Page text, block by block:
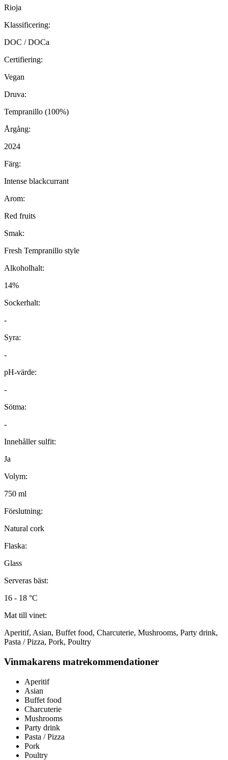
Rioja
Klassificering:
DOC / DOCa
Certifiering:
Vegan
Druva:
Tempranillo (100%)
Årgång:
2024
Färg:
Intense blackcurrant
Arom:
Red fruits
Smak:
Fresh Tempranillo style
Alkoholhalt:
14%
Sockerhalt:
-
Syra:
-
pH-värde:
-
Sötma:
-
Innehåller sulfit:
Ja
Volym:
750 ml
Förslutning:
Natural cork
Flaska:
Glass
Serveras bäst:
16 - 18 °C
Mat till vinet:
Aperitif, Asian, Buffet food, Charcuterie, Mushrooms, Party drink,
Pasta / Pizza, Pork, Poultry
Vinmakarens matrekommendationer
Aperitif
Asian
Buffet food
Charcuterie
Mushrooms
Party drink
Pasta / Pizza
Pork
Poultry